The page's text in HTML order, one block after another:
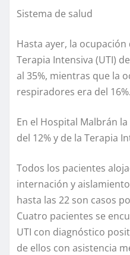
Sistema de salud
Hasta ayer, la
Terapia Intensiva (UTI)
al 35%, mientras que la
respiradores era del 16%.
En el Hospital Malbrán
del 12% y de la Terapia
Todos los pacientes
internación y
hasta las 22 son casos
Cuatro pacientes se
UTI con diagnóstico
de ellos con asistencia